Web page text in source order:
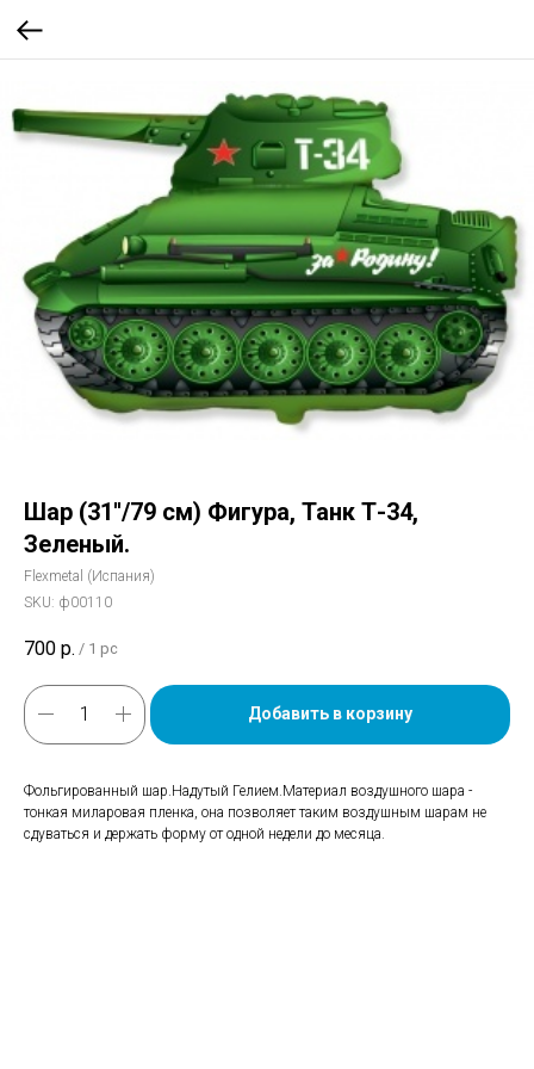
Шар (31''/79 см) Фигура, Танк Т-34,
Зеленый.
Flexmetal (Испания)
SKU: ф00110
700 р. / 1 pc
Добавить в корзину
Фольгированный шар.Надутый Гелием.Материал воздушного шара -
тонкая миларовая пленка, она позволяет таким воздушным шарам не
сдуваться и держать форму от одной недели до месяца.